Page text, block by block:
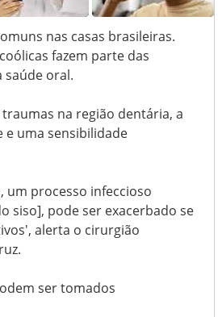
nas casas brasileiras.
fazem parte das
saúde oral.
na região dentária, a
e uma sensibilidade
um processo infeccioso
siso], pode ser exacerbado se
alerta o cirurgião
ser tomados